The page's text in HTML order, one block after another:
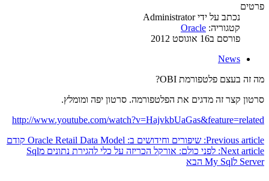
פרטים
נכתב על ידיAdministrator
קטגוריה: Oracle
פורסם ב16 אוגוסט 2012
News
מה זה בעצם פלטפורמת OBI?
סרטון קצר זה מדגים את הפלטפורמה. סרטון יפה ומומלץ.
http://www.youtube.com/watch?v=HajvkbUaGas&feature=related
Previous article: שיפורים וחידושים ב: Oracle Retail Data Model
קודם
Next article: לפני כולם: אורקל הכריזה על כלי להגירת נתונים מSql
Server לMy Sql
הבא